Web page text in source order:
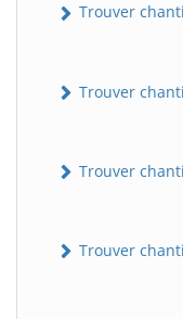
Trouver
Trouver
Trouver
Trouver